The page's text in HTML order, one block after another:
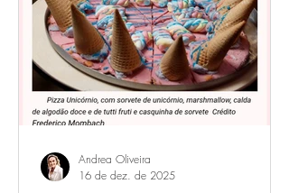
gourmet da marca da Serra Gaúcha, em
Gramado, ao lado de sabores
introduzidos no portfólio no ano passad
Andrea Oliveira
16 de dez. de 2025